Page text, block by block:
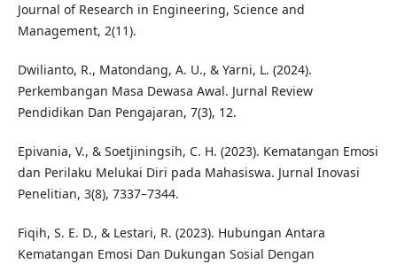
Journal of Research in Engineering, Science and
Management, 2(11).
Dwilianto, R., Matondang, A. U., & Yarni, L. (2024).
Perkembangan Masa Dewasa Awal. Jurnal Review
Pendidikan Dan Pengajaran, 7(3), 12.
Epivania, V., & Soetjiningsih, C. H. (2023). Kematangan Emosi
dan Perilaku Melukai Diri pada Mahasiswa. Jurnal Inovasi
Penelitian, 3(8), 7337–7344.
Fiqih, S. E. D., & Lestari, R. (2023). Hubungan Antara
Kematangan Emosi Dan Dukungan Sosial Dengan